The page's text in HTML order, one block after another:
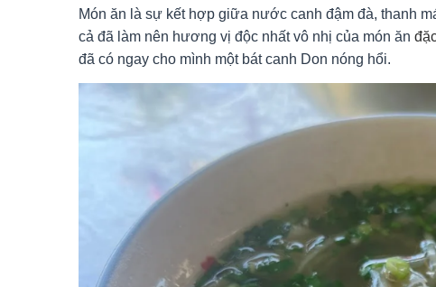
Món ăn là sự kết hợp giữa nước canh đậm đà, thanh
cả đã làm nên hương vị độc nhất vô nhị của món ăn
đã có ngay cho mình một bát canh Don nóng hổi.